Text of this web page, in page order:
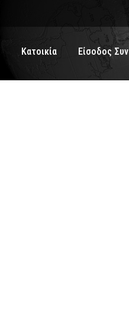
Κατοικία Είσοδος